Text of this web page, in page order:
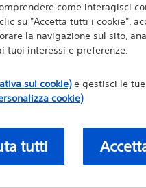
Rifiuta
come interagisci
su "Accetta tutti i cookie",
la navigazione sul sito,
tuoi interessi e preferenze.
sui cookie)e gestisci le
cookie)
tutti